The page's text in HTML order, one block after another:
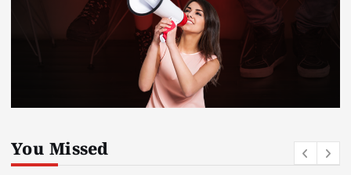
You Missed